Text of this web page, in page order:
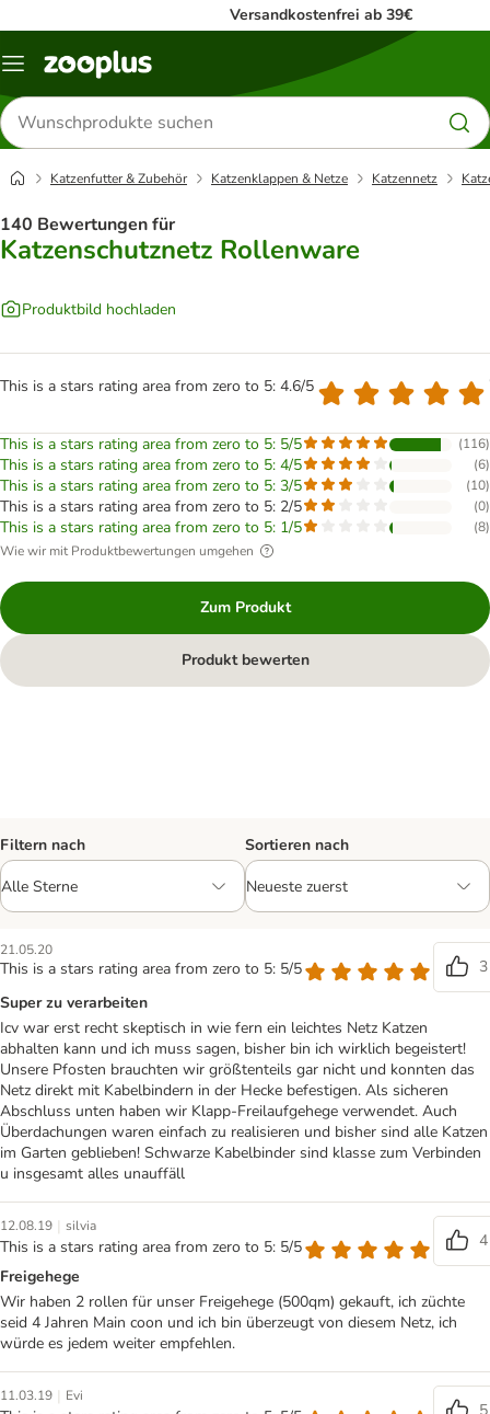
Versandkostenfrei ab 39€
Menü
Produkte
suchen
Katzenfutter & Zubehör Katzenklappen & Netze Katzennetz
140 Bewertungen für
Katzenschutznetz Rollenware
Produktbild hochladen
This is a stars rating area from zero to 5: 4.6/5
This is a stars rating area from zero to 5: 5/5 (116)
This is a stars rating area from zero to 5: 4/5 (6)
This is a stars rating area from zero to 5: 3/5 (10)
This is a stars rating area from zero to 5: 2/5 (0)
This is a stars rating area from zero to 5: 1/5 (8)
Wie wir mit Produktbewertungen umgehen
Zum Produkt
Produkt bewerten
Filtern nach Sortieren nach
21.05.20
This is a stars rating area from zero to 5: 5/5
3
Super zu verarbeiten
Icv war erst recht skeptisch in wie fern ein leichtes Netz Katzen
abhalten kann und ich muss sagen, bisher bin ich wirklich begeistert!
Unsere Pfosten brauchten wir größtenteils gar nicht und konnten das
Netz direkt mit Kabelbindern in der Hecke befestigen. Als sicheren
Abschluss unten haben wir Klapp-Freilaufgehege verwendet. Auch
Überdachungen waren einfach zu realisieren und bisher sind alle Katzen
im Garten geblieben! Schwarze Kabelbinder sind klasse zum Verbinden
u insgesamt alles unauffäll
12.08.19 | silvia
This is a stars rating area from zero to 5: 5/5
4
Freigehege
Wir haben 2 rollen für unser Freigehege (500qm) gekauft, ich züchte
seid 4 Jahren Main coon und ich bin überzeugt von diesem Netz, ich
würde es jedem weiter empfehlen.
11.03.19 | Evi